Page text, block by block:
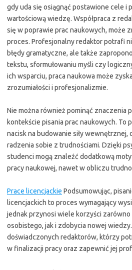
gdy uda się osiągnąć postawione cele i
wartościową wiedzę. Współpraca z
się w poprawie prac naukowych, może
proces. Profesjonalny redaktor potrafi
błędy gramatyczne, ale także
tekstu, sformułowaniu myśli czy
ich wsparciu, praca naukowa może
zrozumiałości i profesjonalizmie.
Nie można również pominąć znaczenia
kontekście pisania prac naukowych. To
nacisk na budowanie siły wewnętrznej,
radzenia sobie z trudnościami. Dzięki
studenci mogą znaleźć dodatkową
pracy naukowej, nawet w obliczu
Prace licencjackie Podsumowując,
licencjackich to proces wymagający
jednak przynosi wiele korzyści
osobistego, jak i zdobycia nowej
doświadczonych redaktorów, którzy
w finalizacji pracy oraz zapewnić jej